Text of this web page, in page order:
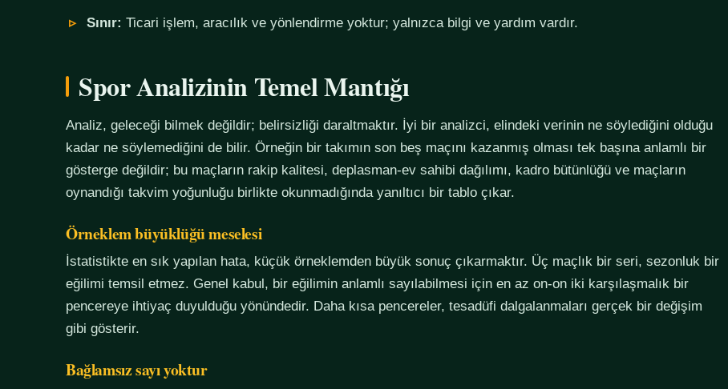
Sınır: Ticari işlem, aracılık ve yönlendirme yoktur; yalnızca bilgi ve yardım vardır.
Spor Analizinin Temel Mantığı
Analiz, geleceği bilmek değildir; belirsizliği daraltmaktır. İyi bir analizci, elindeki verinin ne söylediğini olduğu
kadar ne söylemediğini de bilir. Örneğin bir takımın son beş maçını kazanmış olması tek başına anlamlı bir
gösterge değildir; bu maçların rakip kalitesi, deplasman-ev sahibi dağılımı, kadro bütünlüğü ve maçların
oynandığı takvim yoğunluğu birlikte okunmadığında yanıltıcı bir tablo çıkar.
Örneklem büyüklüğü meselesi
İstatistikte en sık yapılan hata, küçük örneklemden büyük sonuç çıkarmaktır. Üç maçlık bir seri, sezonluk bir
eğilimi temsil etmez. Genel kabul, bir eğilimin anlamlı sayılabilmesi için en az on-on iki karşılaşmalık bir
pencereye ihtiyaç duyulduğu yönündedir. Daha kısa pencereler, tesadüfi dalgalanmaları gerçek bir değişim
gibi gösterir.
Bağlamsız sayı yoktur